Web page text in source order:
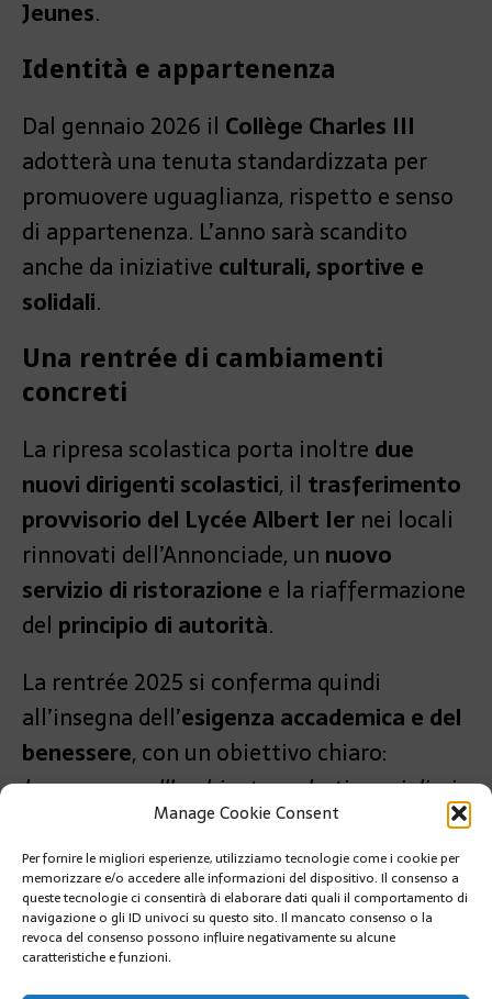
Manage Cookie Consent
Per fornire le migliori esperienze, utilizziamo tecnologie come i cookie per
memorizzare e/o accedere alle informazioni del dispositivo. Il consenso a
queste tecnologie ci consentirà di elaborare dati quali il comportamento di
navigazione o gli ID univoci su questo sito. Il mancato consenso o la
revoca del consenso possono influire negativamente su alcune
caratteristiche e funzioni.
Jeunes.
Identità e appartenenza
Dal gennaio 2026 il Collège Charles III
adotterà una tenuta standardizzata per
promuovere uguaglianza, rispetto e senso
di appartenenza. L’anno sarà scandito
anche da iniziative culturali, sportive e
solidali.
Una rentrée di cambiamenti
concreti
La ripresa scolastica porta inoltre due
nuovi dirigenti scolastici, il trasferimento
provvisorio del Lycée Albert Ier nei locali
rinnovati dell’Annonciade, un nuovo
servizio di ristorazione e la riaffermazione
del principio di autorità.
La rentrée 2025 si conferma quindi
all’insegna dell’esigenza accademica e del
benessere, con un obiettivo chiaro:
benessere nell’ambiente scolastico, migliori
risultati negli apprendimenti.
PRÉCÉDENT
L’ACCADEMIA PRINCESSE GRACE CELEBRA 50 ANNI DI
DANZA